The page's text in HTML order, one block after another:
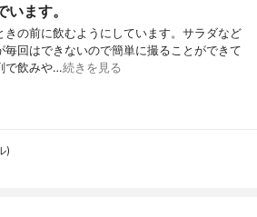
ます。
きの前に飲むようにしています。サラダなど
回はできないので簡単に撮ることができて
で飲みや…続きを見る
)